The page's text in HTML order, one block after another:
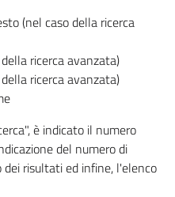
(nel caso della ricerca
ricerca avanzata)
ricerca avanzata)
è indicato il numero
del numero di
dei risultati ed infine, l'elenco